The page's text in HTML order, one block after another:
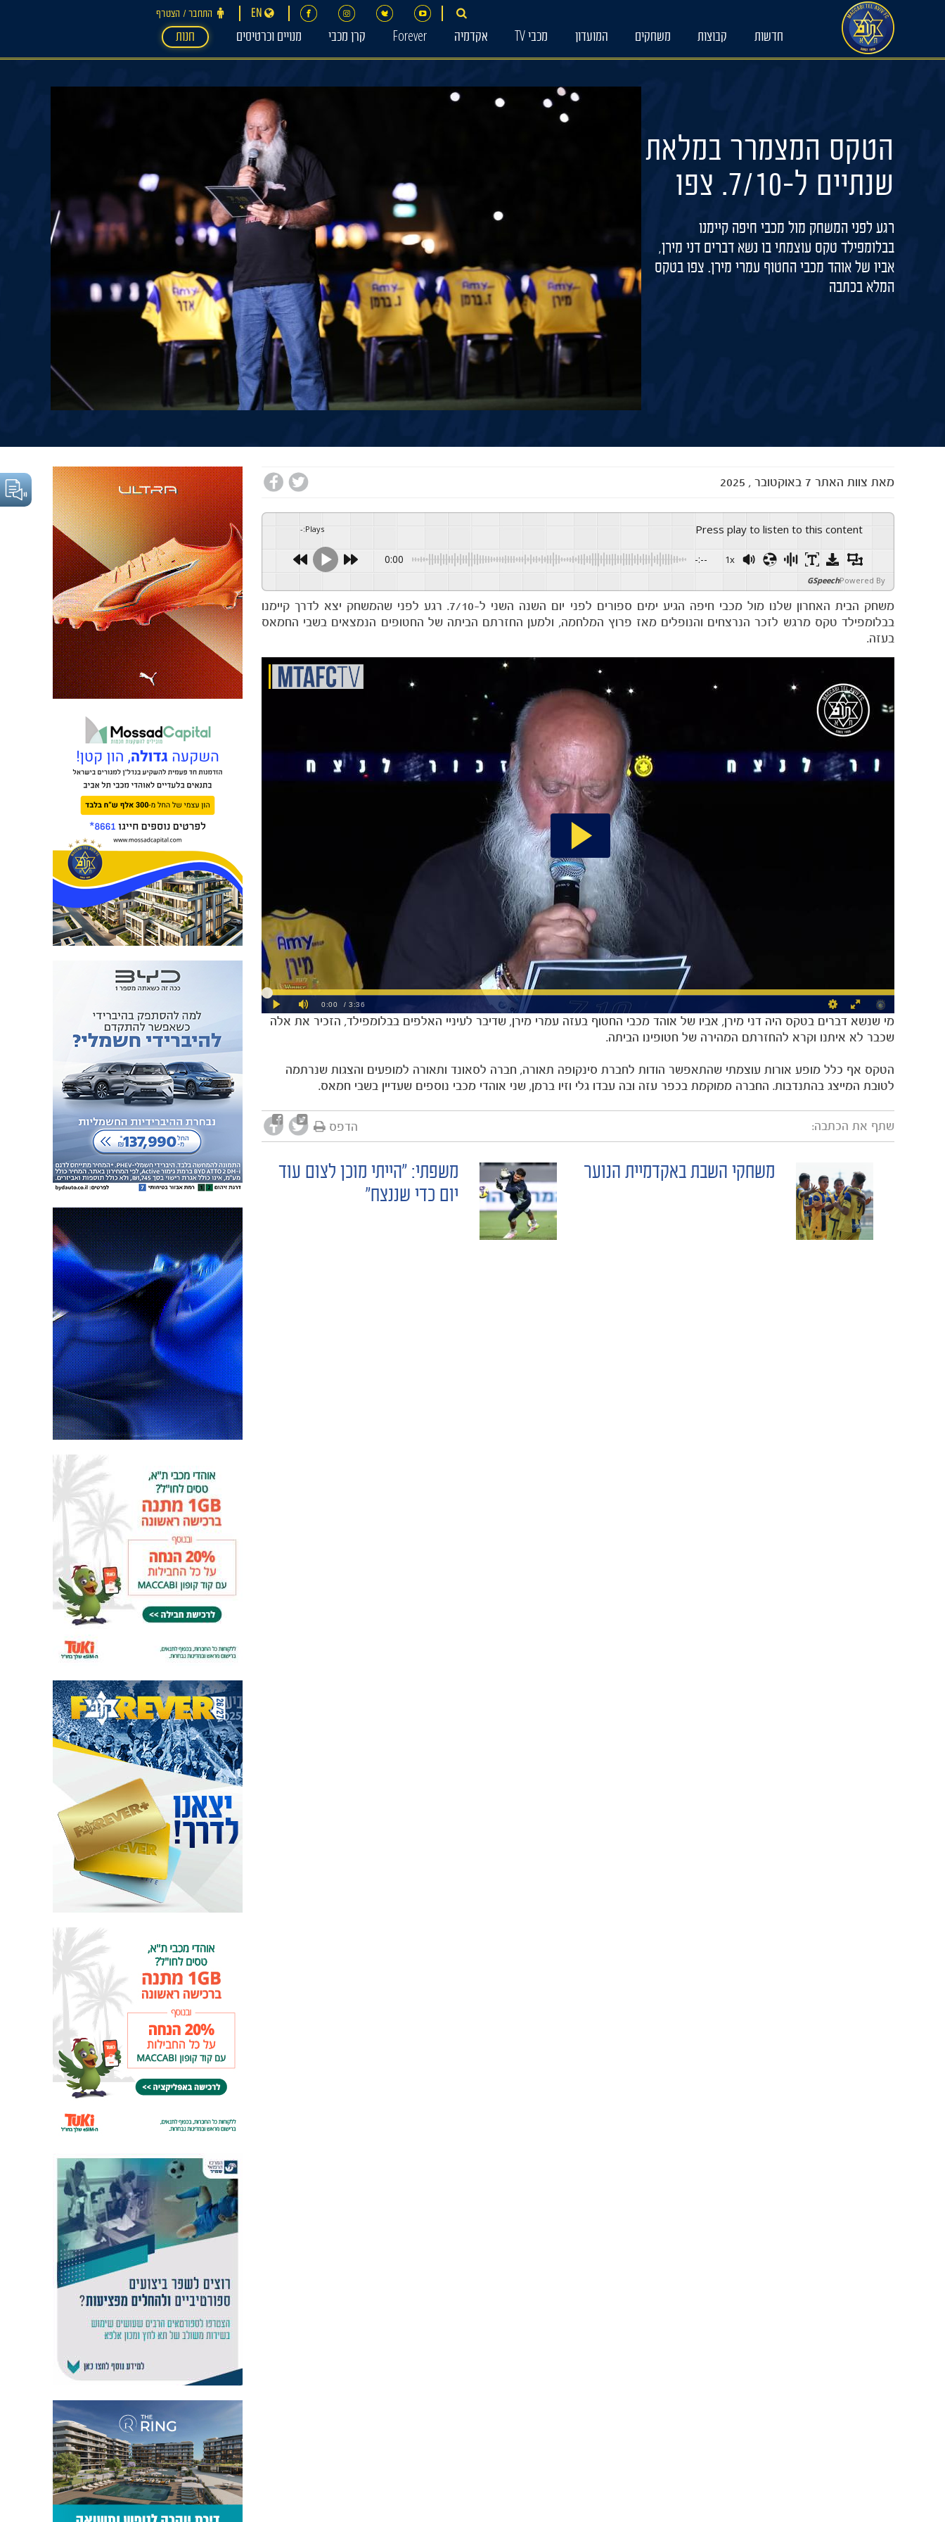
התחבר ‪/‬ הצטרף EN
חדשות קבוצות משחקים המועדון מכבי TV אקדמיה Forever קרן מכבי מנויים וכרטיסים חנות
הטקס המצמרר במלאת
שנתיים ל-7/10. צפו
רגע לפני המשחק מול מכבי חיפה קיימנו
בבלומפילד טקס עוצמתי בו נשא דברים דני מירן,
אביו של אוהד מכבי החטוף עמרי מירן. צפו בטקס
המלא בכתבה
מאת צוות האתר 7 באוקטובר , 2025
Press play to listen to this content
Plays
:
-
0:00 -:-- 1x
Powered By
GSpeech
משחק הבית האחרון שלנו מול מכבי חיפה הגיע ימים ספורים לפני יום השנה השני ל-7/10. רגע לפני שהמשחק יצא לדרך קיימנו
בבלומפילד טקס מרגש לזכר הנרצחים והנופלים מאז פרוץ המלחמה, ולמען החזרתם הביתה של החטופים הנמצאים בשבי החמאס
בעזה.
מי שנשא דברים בטקס היה דני מירן, אביו של אוהד מכבי החטוף בעזה עמרי מירן, שדיבר לעיניי האלפים בבלומפילד, הזכיר את אלה
שכבר לא איתנו וקרא להחזרתם המהירה של חטופינו הביתה.
הטקס אף כלל מופע אורות עוצמתי שהתאפשר הודות לחברת סינקופה תאורה, חברה לסאונד ותאורה למופעים והצגות שנרתמה
לטובת המייצג בהתנדבות. החברה ממוקמת בכפר עזה ובה עבדו גלי וזיו ברמן, שני אוהדי מכבי נוספים שעדיין בשבי חמאס.
שתף את הכתבה: הדפס
POST
NAVIGATION
משפתי: ״הייתי מוכן לצום עוד
יום כדי שננצח״
משחקי השבת באקדמיית הנוער